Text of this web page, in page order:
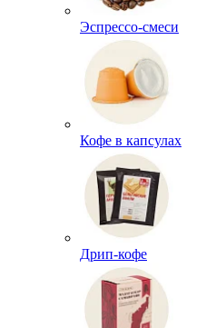
Эспрессо-смеси
Кофе в капсулах
Дрип-кофе